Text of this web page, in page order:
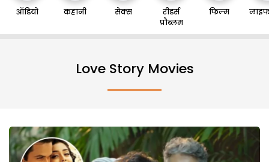
ऑडियो कहानी सेक्स
रीडर्स
प्रौब्लम
फिल्म
Love Story Movies